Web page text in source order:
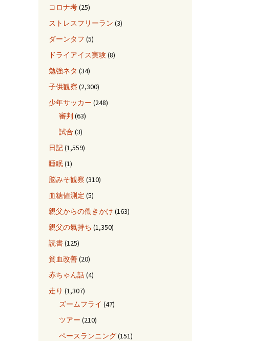
コロナ考(25)
ストレスフリーラン (3)
ダーンタフ (5)
ドライアイス実験(8)
勉強ネタ (34)
子供観察 (2,300)
少年サッカー (248)
審判 (63)
試合 (3)
日記(1,559)
睡眠(1)
脳みそ観察 (310)
血糖値測定 (5)
親父からの働きかけ (163)
親父の氣持ち (1,350)
読書(125)
貧血改善(20)
赤ちゃん話(4)
走り (1,307)
ズームフライ (47)
ツアー (210)
ペースランニング(151)